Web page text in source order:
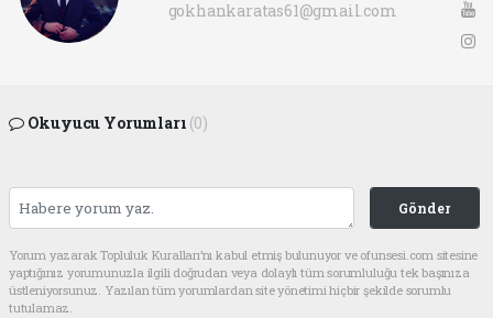
gokhankaratas61@gmail.com
Okuyucu Yorumları (0)
Gönder
Yorum yazarak Topluluk Kuralları’nı kabul etmiş bulunuyor ve ofunsesi.com sitesine
yaptığınız yorumunuzla ilgili doğrudan veya dolaylı tüm sorumluluğu tek başınıza
üstleniyorsunuz. Yazılan tüm yorumlardan site yönetimi hiçbir şekilde sorumlu
tutulamaz.